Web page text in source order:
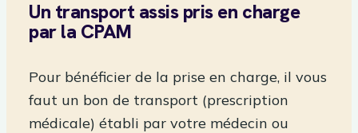
Un transport assis pris en charge
par la CPAM
Pour bénéficier de la prise en charge, il vous
faut un bon de transport (prescription
médicale) établi par votre médecin ou